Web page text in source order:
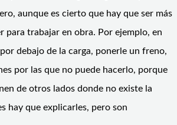
aunque es cierto que hay que ser más
para trabajar en obra. Por ejemplo, en
debajo de la carga, ponerle un freno,
por las que no puede hacerlo, porque
de otros lados donde no existe la
hay que explicarles, pero son